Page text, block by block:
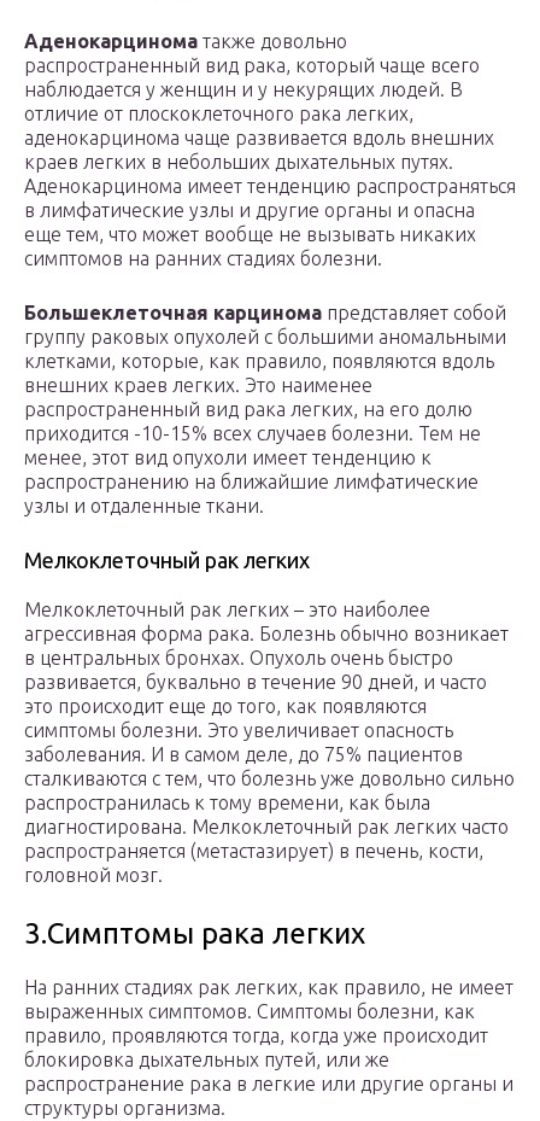
Аденокарцинома также довольно
распространенный вид рака, который чаще всего
наблюдается у женщин и у некурящих людей. В
отличие от плоскоклеточного рака легких,
аденокарцинома чаще развивается вдоль внешних
краев легких в небольших дыхательных путях.
Аденокарцинома имеет тенденцию распространяться
в лимфатические узлы и другие органы и опасна
еще тем, что может вообще не вызывать никаких
симптомов на ранних стадиях болезни.
Большеклеточная карцинома представляет собой
группу раковых опухолей с большими аномальными
клетками, которые, как правило, появляются вдоль
внешних краев легких. Это наименее
распространенный вид рака легких, на его долю
приходится -10-15% всех случаев болезни. Тем не
менее, этот вид опухоли имеет тенденцию к
распространению на ближайшие лимфатические
узлы и отдаленные ткани.
Мелкоклеточный рак легких
Мелкоклеточный рак легких – это наиболее
агрессивная форма рака. Болезнь обычно возникает
в центральных бронхах. Опухоль очень быстро
развивается, буквально в течение 90 дней, и часто
это происходит еще до того, как появляются
симптомы болезни. Это увеличивает опасность
заболевания. И в самом деле, до 75% пациентов
сталкиваются с тем, что болезнь уже довольно сильно
распространилась к тому времени, как была
диагностирована. Мелкоклеточный рак легких часто
распространяется (метастазирует) в печень, кости,
головной мозг.
3.Симптомы рака легких
На ранних стадиях рак легких, как правило, не имеет
выраженных симптомов. Симптомы болезни, как
правило, проявляются тогда, когда уже происходит
блокировка дыхательных путей, или же
распространение рака в легкие или другие органы и
структуры организма.